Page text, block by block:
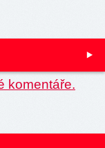
komentáře.